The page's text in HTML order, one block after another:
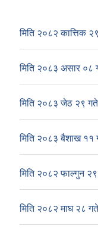
मिति २०८२ कात्तिक
मिति २०८३ असार ०८
मिति २०८३ जेठ २९
मिति २०८३ बैशाख ११
मिति २०८२ फाल्गुन २९
मिति २०८२ माघ २८